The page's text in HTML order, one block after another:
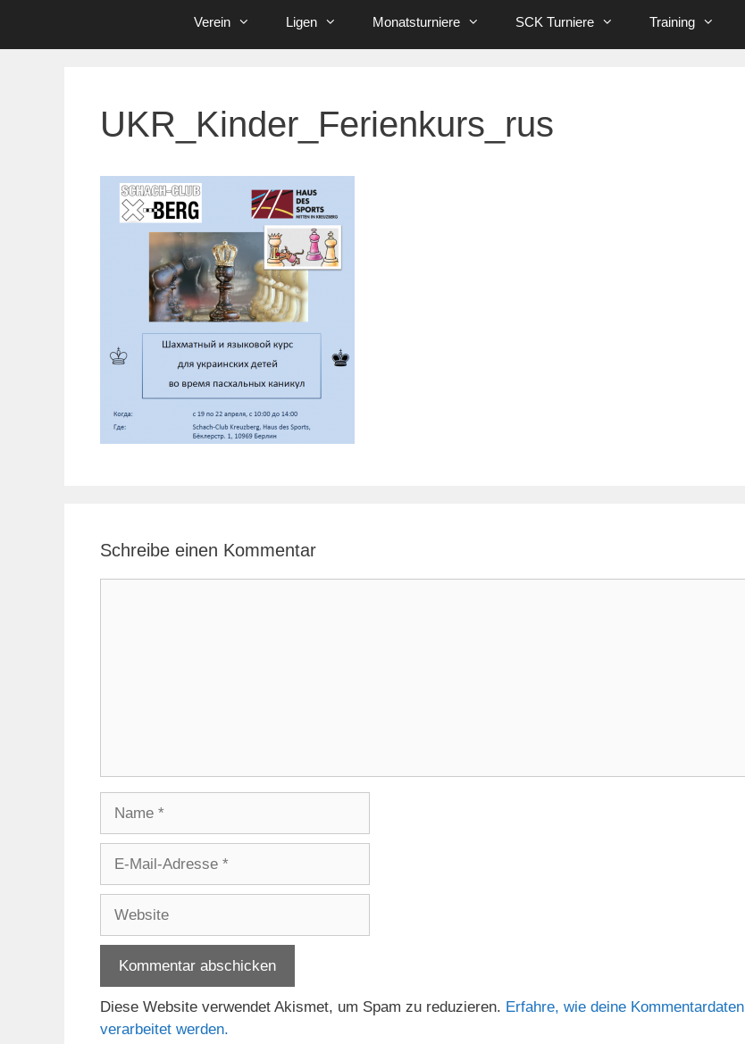
Verein Ligen Monatsturniere SCK Turniere Training
UKR_Kinder_Ferienkurs_rus
Schreibe einen Kommentar
Adresse
Diese Website verwendet Akismet, um Spam zu reduzieren. Erfahre, wie deine Kommentardaten
verarbeitet werden.